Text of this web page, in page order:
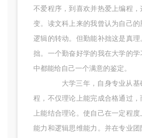
不爱程序，到喜欢并热爱上编程
变。读文科上来的我曾认为自己的
逻辑的转动。但勤能补拙这是真理
拙。一个勤奋好学的我在大学的
中都能给自己一个满意的鉴定。
大学三年，自身专业从基
程，不仅理论上能完成合格通过
上能结合理论。使自己在一定程
能力和逻辑思维能力。并在专业团